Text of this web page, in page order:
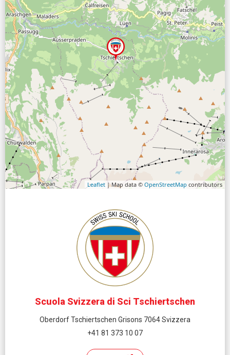
Leaflet | Map data © OpenStreetMap contributors
Scuola Svizzera di Sci Tschiertschen
Oberdorf Tschiertschen Grisons 7064 Svizzera
+41 81 373 10 07